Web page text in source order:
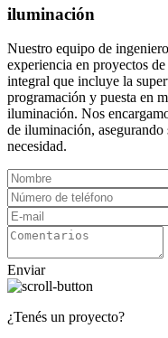
iluminación
Nuestro equipo de
experiencia en proyectos
integral que incluye la
programación y puesta en
iluminación. Nos
de iluminación,
necesidad.
Enviar
¿Tenés un proyecto?